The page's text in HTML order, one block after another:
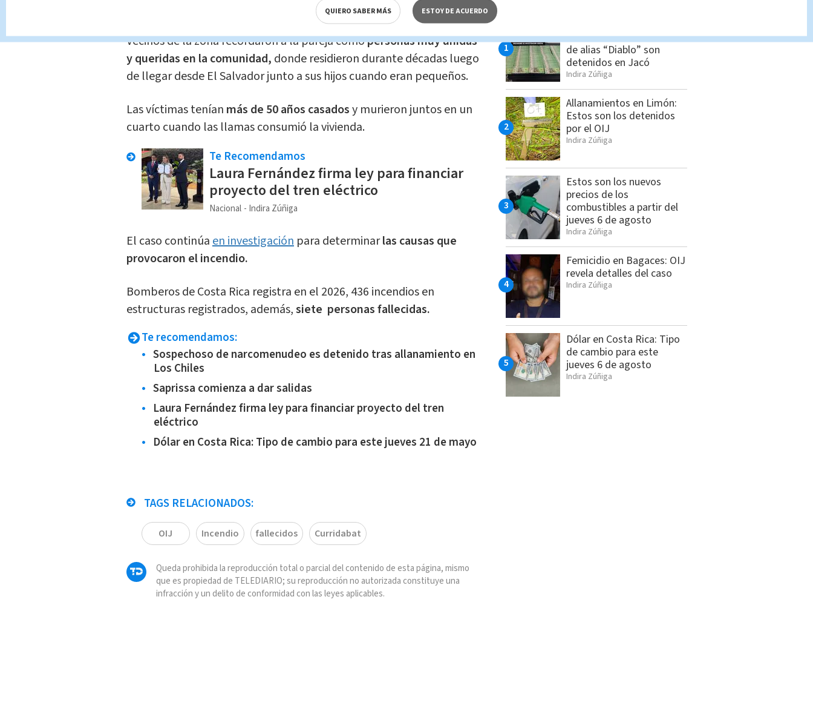
Vecinos de la zona recordaron a la pareja comopersonas muy unidas
y queridas en la comunidad, donde residieron durante décadas luego
de llegar desde El Salvador junto a sus hijos cuando eran pequeños.
Las víctimas tenían más de 50 años casadosy murieron juntos en un
cuarto cuando las llamas consumió la vivienda.
Te Recomendamos
Laura Fernández firma ley para financiar
proyecto del tren eléctrico
Nacional Indira Zúñiga
El caso continúaen investigación para determinarlas causas que
provocaron el incendio.
Bomberos de Costa Rica registra en el 2026, 436 incendios en
estructuras registrados, además,siete personas fallecidas.
Te recomendamos:
Sospechoso de narcomenudeo es detenido tras allanamiento en
Los Chiles
Saprissa comienza a dar salidas
Laura Fernández firma ley para financiar proyecto del tren
eléctrico
Dólar en Costa Rica: Tipo de cambio para este jueves 21 de mayo
TAGS RELACIONADOS:
OIJ Incendio fallecidos Curridabat
Queda prohibida la reproducción total o parcial del contenido de esta página, mismo
que es propiedad de TELEDIARIO; su reproducción no autorizada constituye una
infracción y un delito de conformidad con las leyes aplicables.
vinculados con estructura
de alias “Diablo” son
detenidos en Jacó
Indira Zúñiga
Allanamientos en Limón:
Estos son los detenidos
por el OIJ
Indira Zúñiga
Estos son los nuevos
precios de los
combustibles a partir del
jueves 6 de agosto
Indira Zúñiga
Femicidio en Bagaces: OIJ
revela detalles del caso
Indira Zúñiga
Dólar en Costa Rica: Tipo
de cambio para este
jueves 6 de agosto
Indira Zúñiga
QUIERO SABER MÁS ESTOY DE ACUERDO